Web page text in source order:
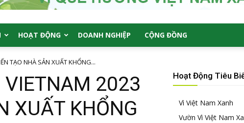
HOẠT ĐỘNG DOANH NGHIỆP CỘNG ĐỒNG
TẠO NHÀ SẢN XUẤT KHỔNG...
VIETNAM 2023
XUẤT KHỔNG
Hoạt Động Tiêu
Vì Việt Nam Xanh
Vườn Vì Việt Nam